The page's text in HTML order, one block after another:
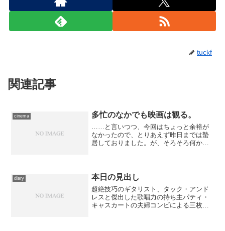
tuckf
関連記事
cinema 多忙のなかでも映画は観る。
……と言いつつ、今回はちょっと余裕が
なかったので、とりあえず昨日までは蟄
居しておりました。が、そろそろ何か観
イテッド・シネマ豊洲でこ...
diary 本日の見出し
超絶技巧のギタリスト、タック・アンド
レスと傑出した歌唱力の持ち主パティ・
キャスカートの夫婦コンビによる三枚目